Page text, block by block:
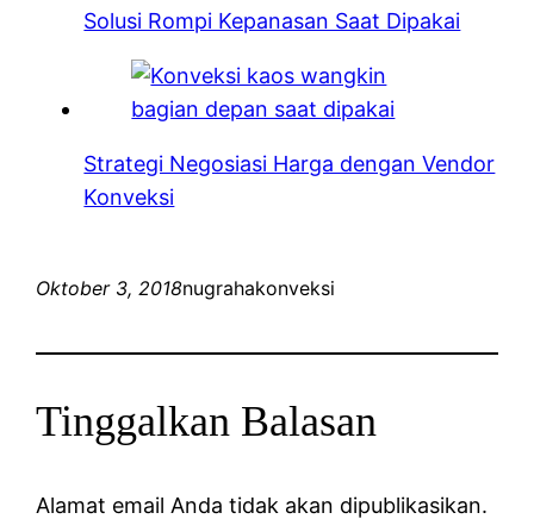
Solusi Rompi Kepanasan Saat Dipakai
Strategi Negosiasi Harga dengan Vendor
Konveksi
Oktober 3, 2018nugrahakonveksi
Tinggalkan Balasan
Alamat email Anda tidak akan dipublikasikan.